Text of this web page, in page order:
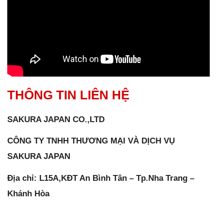
THÔNG TIN LIÊN HỆ
SAKURA JAPAN CO.,LTD
CÔNG TY TNHH THƯƠNG MẠI VÀ DỊCH VỤ
SAKURA JAPAN
Địa chỉ: L15A,KĐT An Bình Tân – Tp.Nha Trang –
Khánh Hòa